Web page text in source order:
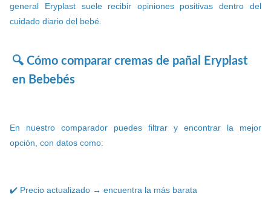
general Eryplast suele recibir opiniones positivas dentro del
cuidado diario del bebé.
🔍 Cómo comparar cremas de pañal Eryplast
en Bebebés
En nuestro comparador puedes filtrar y encontrar la mejor
opción, con datos como:
✔️ Precio actualizado → encuentra la más barata